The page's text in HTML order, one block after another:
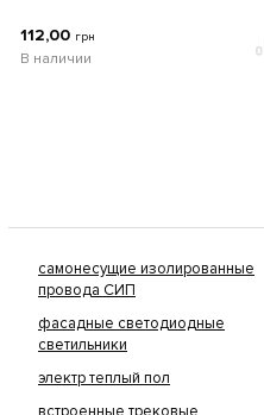
112,00 грн
В наличии
самонесущие изолированные
провода СИП
фасадные светодиодные
светильники
электр теплый пол